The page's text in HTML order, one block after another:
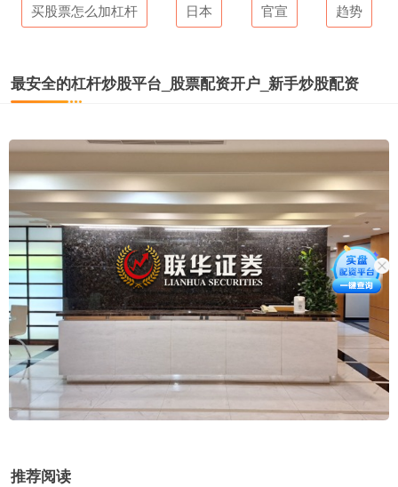
买股票怎么加杠杆 日本 官宣 趋势
最安全的杠杆炒股平台_股票配资开户_新手炒股配资
推荐阅读